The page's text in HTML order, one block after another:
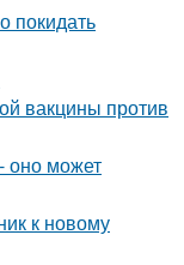
покидать
вакцины против
оно может
к новому